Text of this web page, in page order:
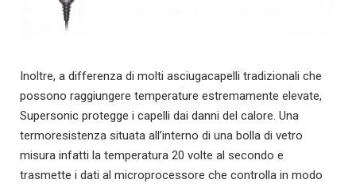
Inoltre, a differenza di molti asciugacapelli tradizionali che
possono raggiungere temperature estremamente elevate,
Supersonic protegge i capelli dai danni del calore. Una
termoresistenza situata all’interno di una bolla di vetro
misura infatti la temperatura 20 volte al secondo e
trasmette i dati al microprocessore che controlla in modo